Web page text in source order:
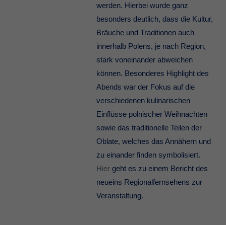
werden. Hierbei wurde ganz
besonders deutlich, dass die Kultur,
Bräuche und Traditionen auch
innerhalb Polens, je nach Region,
stark voneinander abweichen
können. Besonderes Highlight des
Abends war der Fokus auf die
verschiedenen kulinarischen
Einflüsse polnischer Weihnachten
sowie das traditionelle Teilen der
Oblate, welches das Annähern und
zu einander finden symbolisiert.
Hier geht es zu einem Bericht des
neueins Regionalfernsehens zur
Veranstaltung.